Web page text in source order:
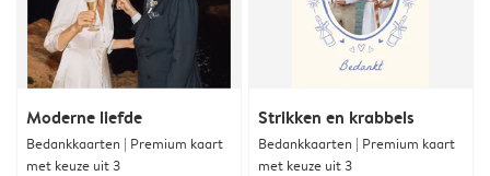
Moderne liefde
Bedankkaarten | Premium kaart
met keuze uit 3
Strikken en krabbels
Bedankkaarten | Premium kaart
met keuze uit 3